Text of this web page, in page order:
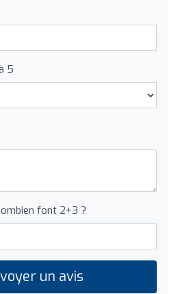
5
font 2+3 ?
un avis